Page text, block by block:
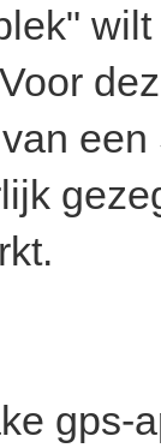
gps-